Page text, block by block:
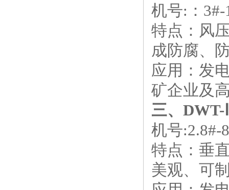
机号:：3#-
特点：风
成防腐、
应用：发
矿企业及
三、 DWT-
机号:2.8#-
特点：垂
美观、可